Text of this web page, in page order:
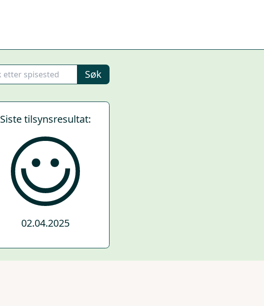
Søk
Siste tilsynsresultat:
02.04.2025